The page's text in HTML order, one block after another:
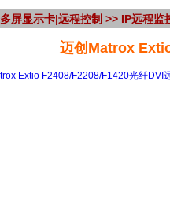
多屏显示卡|远程控制 >> IP远程监
迈创Matrox